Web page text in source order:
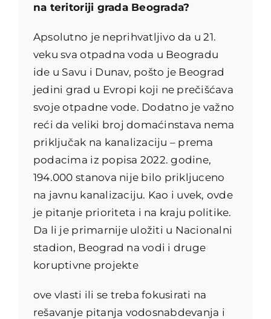
na teritoriji grada Beograda?
Apsolutno je neprihvatljivo da u 21.
veku sva otpadna voda u Beogradu
ide u Savu i Dunav, pošto je Beograd
jedini grad u Evropi koji ne prečišćava
svoje otpadne vode. Dodatno je važno
reći da veliki broj domaćinstava nema
priključak na kanalizaciju – prema
podacima iz popisa 2022. godine,
194.000 stanova nije bilo prikljuceno
na javnu kanalizaciju. Kao i uvek, ovde
je pitanje prioriteta i na kraju politike.
Da li je primarnije uložiti u Nacionalni
stadion, Beograd na vodi i druge
koruptivne projekte
ove vlasti ili se treba fokusirati na
rešavanje pitanja vodosnabdevanja i